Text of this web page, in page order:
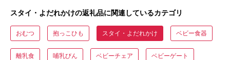
スタイ・よだれかけの返礼品に関連しているカテゴリ
おむつ 抱っこひも スタイ・よだれかけ ベビー食器
離乳食 哺乳びん ベビーチェア ベビーゲート